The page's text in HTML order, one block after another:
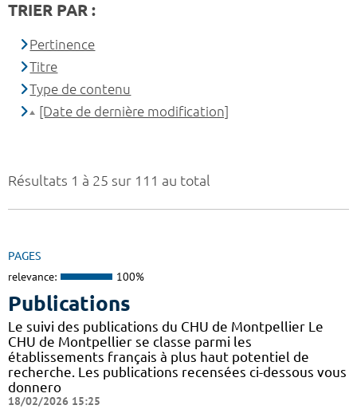
Résultats 1 à 25 sur 111 au total
PAGES
relevance: 100%
Publications
Le suivi des publications du CHU de Montpellier Le
CHU de Montpellier se classe parmi les
établissements français à plus haut potentiel de
recherche. Les publications recensées ci-dessous vous
donnero
18/02/2026 15:25
TRIER PAR :
Pertinence
Titre
Type de contenu
[Date de dernière modification]